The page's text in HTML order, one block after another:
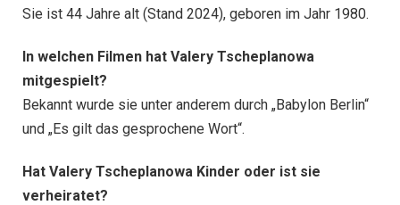
Sie ist 44 Jahre alt (Stand 2024), geboren im Jahr 1980.
In welchen Filmen hat Valery Tscheplanowa
mitgespielt?
Bekannt wurde sie unter anderem durch „Babylon Berlin“
und „Es gilt das gesprochene Wort“.
Hat Valery Tscheplanowa Kinder oder ist sie
verheiratet?